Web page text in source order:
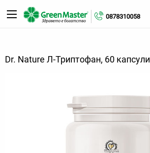
0878310058
Dr. Nature Л-Триптофан, 60 капсули